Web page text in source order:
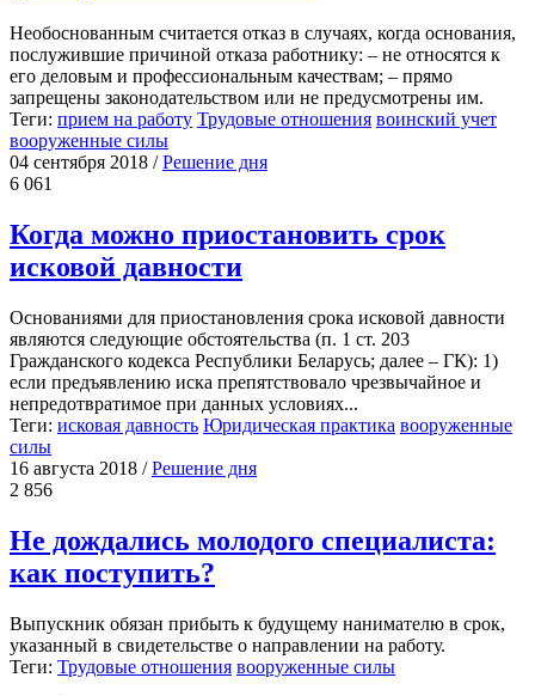
Необоснованным считается отказ в случаях, когда основания,
послужившие причиной отказа работнику: – не относятся к
его деловым и профессиональным качествам; – прямо
запрещены законодательством или не предусмотрены им.
Теги: прием на работу Трудовые отношения воинский учет
вооруженные силы
04 сентября 2018 /Решение дня
6 061
Когда можно приостановить срок
исковой давности
Основаниями для приостановления срока исковой давности
являются следующие обстоятельства (п. 1 ст. 203
Гражданского кодекса Республики Беларусь; далее – ГК): 1)
если предъявлению иска препятствовало чрезвычайное и
непредотвратимое при данных условиях...
Теги: исковая давность Юридическая практика вооруженные
силы
16 августа 2018 /Решение дня
2 856
Не дождались молодого специалиста:
как поступить?
Выпускник обязан прибыть к будущему нанимателю в срок,
указанный в свидетельстве о направлении на работу.
Теги: Трудовые отношения вооруженные силы